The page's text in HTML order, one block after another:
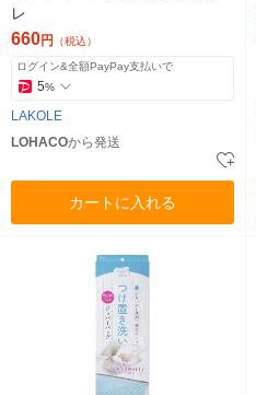
レ
660円 （税込）
ログイン&全額PayPay支払いで
5%
LAKOLE
LOHACOから発送
カートに入れる